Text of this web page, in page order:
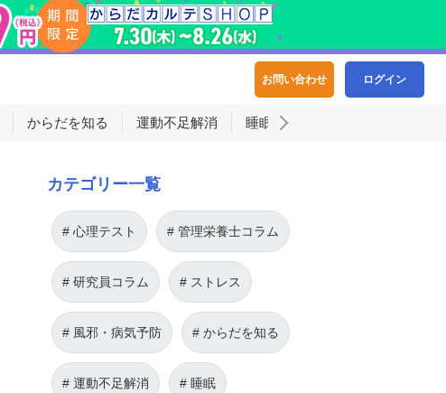
お問い合わせ ログイン
からだを知る 運動不足解消 睡眠
カテゴリー一覧
心理テスト 管理栄養士コラム
研究員コラム ストレス
風邪・病気予防 からだを知る
運動不足解消 睡眠